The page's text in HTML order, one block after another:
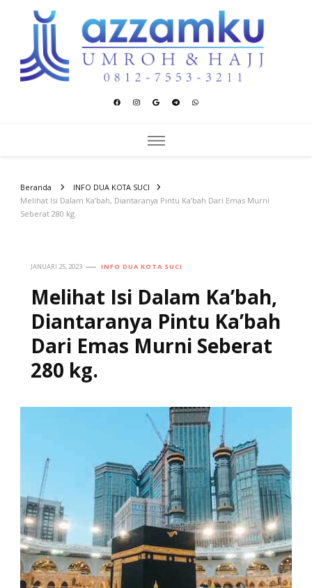
Azzamku Umroh dan Hajj
Beranda
INFO DUA KOTA SUCI
Melihat Isi Dalam Ka’bah, Diantaranya Pintu Ka’bah Dari Emas Murni
Seberat 280 kg.
JANUARI 25, 2023 INFO DUA KOTA SUCI
Melihat Isi Dalam Ka’bah,
Diantaranya Pintu Ka’bah
Dari Emas Murni Seberat
280 kg.